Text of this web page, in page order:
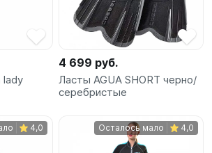
lady
4 699 руб.
Ласты AGUA SHORT черно/
серебристые
4,0 Осталось мало 4,0